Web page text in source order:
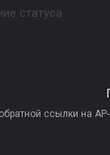
статуса
ссылки на